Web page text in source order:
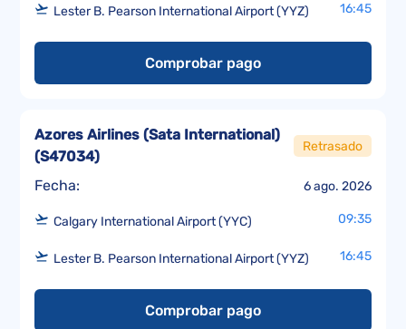
Lester B. Pearson International Airport (YYZ) 16:45
Comprobar pago
Fecha: 6 ago. 2026
Azores Airlines (Sata International)
(S47034)
Retrasado
Calgary International Airport (YYC) 09:35
Lester B. Pearson International Airport (YYZ) 16:45
Comprobar pago